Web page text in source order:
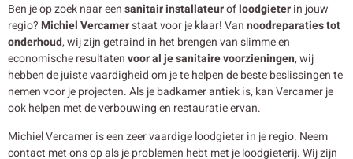
Ben je op zoek naar eensanitair installateurofloodgieterin jouw
regio? Michiel Vercamerstaat voor je klaar! Vannoodreparaties tot
onderhoud, wij zijn getraind in het brengen van slimme en
economische resultatenvoor al je sanitaire voorzieningen, wij
hebben de juiste vaardigheid om je te helpen de beste beslissingen te
nemen voor je projecten. Als je badkamer antiek is, kan Vercamer je
ook helpen met de verbouwing en restauratie ervan.
Michiel Vercamer is een zeer vaardige loodgieter in je regio. Neem
contact met ons op als je problemen hebt met je loodgieterij. Wij zijn